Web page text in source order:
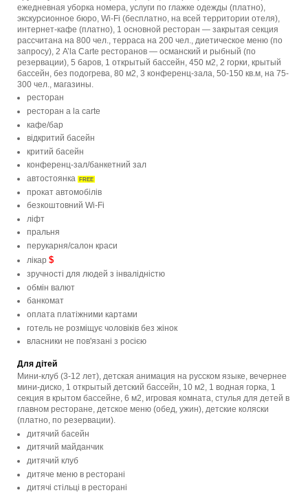
ежедневная уборка номера, услуги по глажке одежды (платно),
экскурсионное бюро, Wi-Fi (бесплатно, на всей территории отеля),
интернет-кафе (платно), 1 основной ресторан — закрытая секция
рассчитана на 800 чел., терраса на 200 чел., диетическое меню (по
запросу), 2 A’la Carte ресторанов — османский и рыбный (по
резервации), 5 баров, 1 открытый бассейн, 450 м2, 2 горки, крытый
бассейн, без подогрева, 80 м2, 3 конференц-зала, 50-150 кв.м, на 75-
300 чел., магазины.
ресторан
ресторан a la carte
кафе/бар
відкритий басейн
критий басейн
конференц-зал/банкетний зал
автостоянка FREE
прокат автомобілів
безкоштовний Wi-Fi
ліфт
пральня
перукарня/салон краси
лікар $
зручності для людей з інвалідністю
обмін валют
банкомат
оплата платіжними картами
готель не розміщує чоловіків без жінок
власники не пов'язані з росією
Для дітей
Мини-клуб (3-12 лет), детская анимация на русском языке, вечернее
мини-диско, 1 открытый детский бассейн, 10 м2, 1 водная горка, 1
секция в крытом бассейне, 6 м2, игровая комната, стулья для детей в
главном ресторане, детское меню (обед, ужин), детские коляски
(платно, по резервации).
дитячий басейн
дитячий майданчик
дитячий клуб
дитяче меню в ресторані
дитячі стільці в ресторані